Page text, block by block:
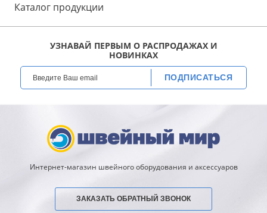
Каталог продукции
УЗНАВАЙ ПЕРВЫМ О РАСПРОДАЖАХ И
НОВИНКАХ
ПОДПИСАТЬСЯ
Интернет-магазин швейного оборудования и аксессуаров
ЗАКАЗАТЬ ОБРАТНЫЙ ЗВОНОК